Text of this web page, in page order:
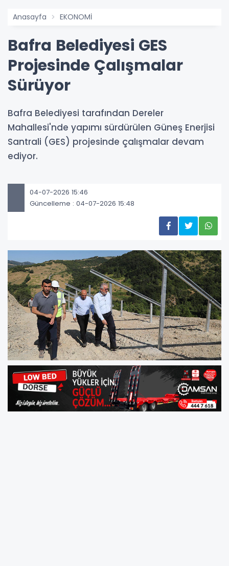
Anasayfa EKONOMİ
Bafra Belediyesi GES
Projesinde Çalışmalar
Sürüyor
Bafra Belediyesi tarafından Dereler
Mahallesi'nde yapımı sürdürülen Güneş Enerjisi
Santrali (GES) projesinde çalışmalar devam
ediyor.
04-07-2026 15:46
Güncelleme : 04-07-2026 15:48